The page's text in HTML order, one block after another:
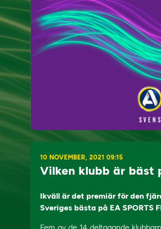
10 NOVEMBER, 2021 09:15
Vilken klubb är bäst
Ikväll är det premiär för den
Sveriges bästa på EA SPORTS